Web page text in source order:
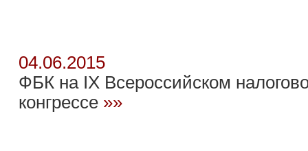
04.06.2015
ФБК на IX Всероссийском
конгрессе »»